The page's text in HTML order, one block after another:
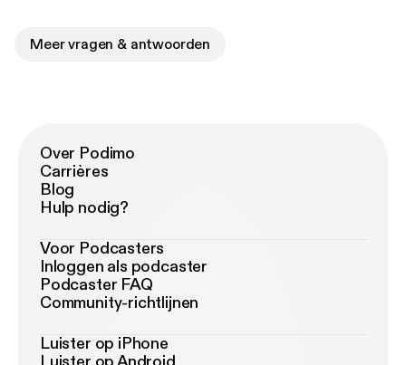
Meer vragen & antwoorden
Over Podimo
Carrières
Blog
Hulp nodig?
Voor Podcasters
Inloggen als podcaster
Podcaster FAQ
Community-richtlijnen
Luister op iPhone